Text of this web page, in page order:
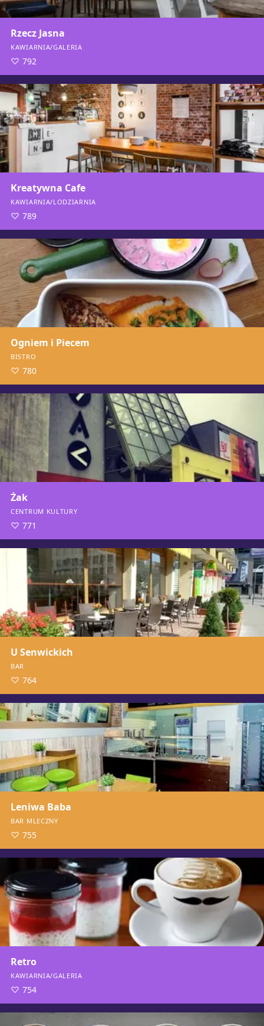
Rzecz Jasna
KAWIARNIA/GALERIA
792
Kreatywna Cafe
KAWIARNIA/LODZIARNIA
789
Ogniem i Piecem
BISTRO
780
Żak
CENTRUM KULTURY
771
U Senwickich
BAR
764
Leniwa Baba
BAR MLECZNY
755
Retro
KAWIARNIA/GALERIA
754